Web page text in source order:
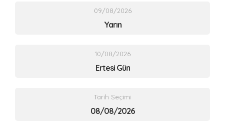
09/08/2026
Yarın
10/08/2026
Ertesi Gün
Tarih Seçimi